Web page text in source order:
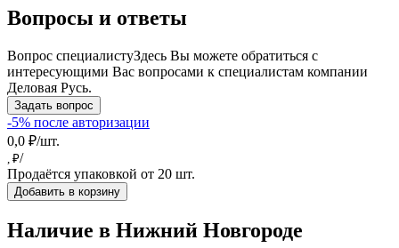
Вопросы и ответы
Вопрос специалистуЗдесь Вы можете обратиться с
интересующими Вас вопросами к специалистам компании
Деловая Русь.
Задать вопрос
-5% после авторизации
0,0 ₽/шт.
, ₽/
Продаётся упаковкой от 20 шт.
Добавить в корзину
Наличие в Нижний Новгородe